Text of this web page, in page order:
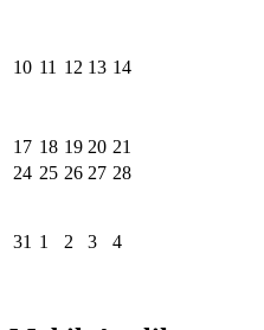
10 11 12 13 14
17 18 19 20 21
24 25 26 27 28
31 1 2 3 4